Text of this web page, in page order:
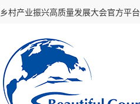
乡村产业振兴高质量发展大会官方平台